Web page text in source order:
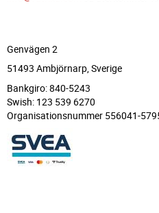
Genvägen 2
51493 Ambjörnarp, Sverige
Bankgiro: 840-5243
Swish: 123 539 6270
Organisationsnummer 556041-